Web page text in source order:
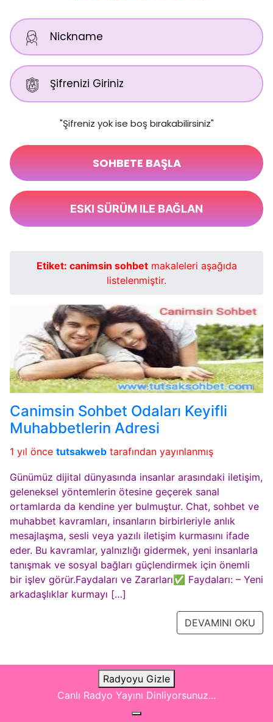
"Şifreniz yok ise boş bırakabilirsiniz"
SOHBETE BAŞLA
ESKI SÜRÜM ILE BAĞLAN
Etiket: canimsin sohbetmakaleleri aşağıda
listelenmiştir.
Canimsin Sohbet Odaları Keyifli
Muhabbetlerin Adresi
1 yıl önce tutsakweb tarafından yayınlanmış
Günümüz dijital dünyasında insanlar arasındaki iletişim,
geleneksel yöntemlerin ötesine geçerek sanal
ortamlarda da kendine yer bulmuştur. Chat, sohbet ve
muhabbet kavramları, insanların birbirleriyle anlık
mesajlaşma, sesli veya yazılı iletişim kurmasını ifade
eder. Bu kavramlar, yalnızlığı gidermek, yeni insanlarla
tanışmak ve sosyal bağları güçlendirmek için önemli
bir işlev görür.Faydaları ve Zararları✅ Faydaları: – Yeni
arkadaşlıklar kurmayı […]
DEVAMINI OKU
© Copyright 2021 Sohbettema.Com -
Radyoyu Gizle
Canlı Radyo Yayını Dinliyorsunuz...